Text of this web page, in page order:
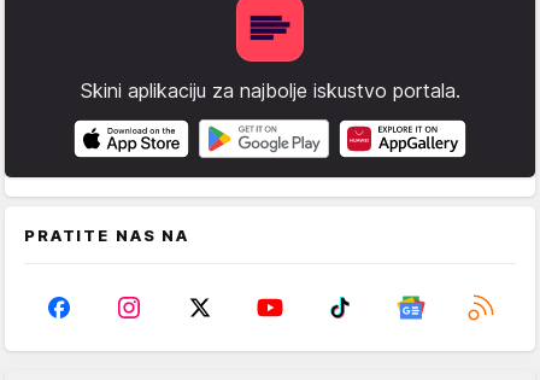
Skini aplikaciju za najbolje iskustvo portala.
PRATITE NAS NA